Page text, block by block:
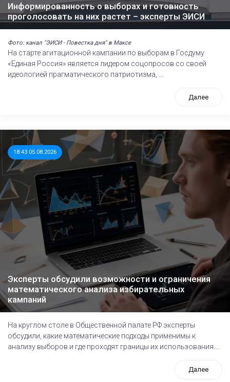
Информированность о выборах и готовность
проголосовать на них растет – эксперты ЭИСИ
Фото: канал "ЭИСИ - Повестка дня" в Максе
На старте агитационной кампании по выборам в Госдуму
«Единая Россия» является лидером соцопросов со своей
идеологией прагматического патриотизма, ...
Далее
18:43 05.08.2026
Эксперты обсудили возможности и ограничения
математического анализа избирательных
кампаний
На круглом столе в Общественной палате РФ эксперты
обсудили, какие математические подходы применимы к
анализу выборов и где проходят границы их использования....
Далее